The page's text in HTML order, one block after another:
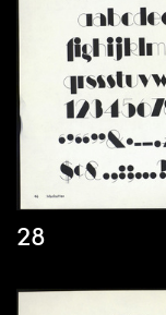
28